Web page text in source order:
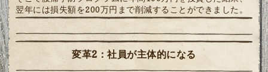
翌年には損失額を200万円まで削減することができました。
変革2：社員が主体的になる